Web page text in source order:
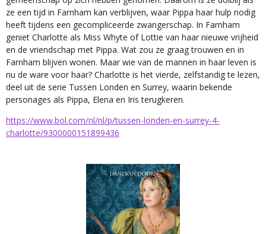
ze een tijd in Farnham kan verblijven, waar Pippa haar hulp nodig
heeft tijdens een gecompliceerde zwangerschap. In Farnham
geniet Charlotte als Miss Whyte of Lottie van haar nieuwe vrijheid
en de vriendschap met Pippa. Wat zou ze graag trouwen en in
Farnham blijven wonen. Maar wie van de mannen in haar leven is
nu de ware voor haar? Charlotte is het vierde, zelfstandig te lezen,
deel uit de serie Tussen Londen en Surrey, waarin bekende
personages als Pippa, Elena en Iris terugkeren.
https://www.bol.com/nl/nl/p/tussen-londen-en-surrey-4-
charlotte/9300000151899436